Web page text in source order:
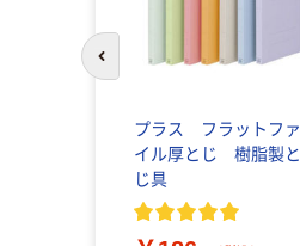
プラス フラットファ
イル厚とじ 樹脂製と
じ具
前のスライドへ